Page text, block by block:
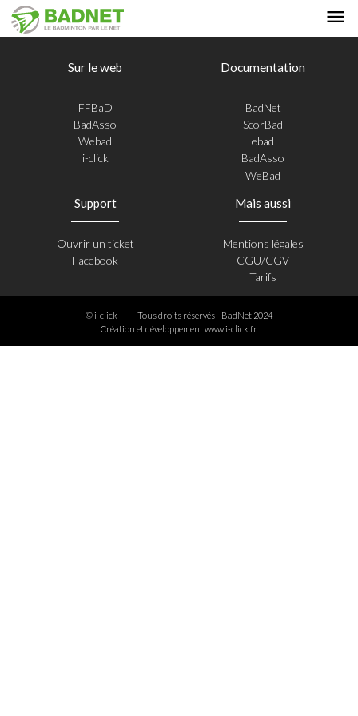
Sur le web
FFBaD
BadAsso
Webad
i-click
Documentation
BadNet
ScorBad
ebad
BadAsso
WeBad
Support
Ouvrir un ticket
Facebook
Mais aussi
Mentions légales
CGU/CGV
Tarifs
© i-click
Tous droits réservés - BadNet 2024
Création et développementwww.i-click.fr